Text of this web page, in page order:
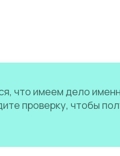
что имеем дело
проверку, чтобы